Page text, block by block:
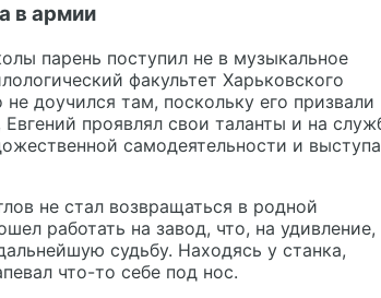
в армии
парень поступил не в музыкальное
факультет Харьковского
не доучился там, поскольку его призвали
проявлял свои таланты и на
самодеятельности и
не стал возвращаться в родной
работать на завод, что, на удивление,
судьбу. Находясь у станка,
что-то себе под нос.